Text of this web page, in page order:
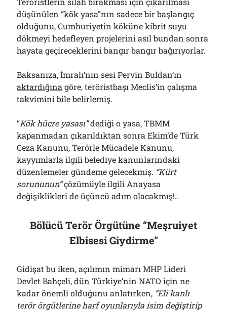
düşünülen “kök yasa”nın sadece bir başlangıç
olduğunu, Cumhuriyetin köküne kibrit suyu
dökmeyi hedefleyen projelerini asıl bundan sonra
hayata geçireceklerini bangır bangır bağırıyorlar.
Baksanıza, İmralı’nın sesi Pervin Buldan’ın
aktardığına göre, teröristbaşı Meclis’in çalışma
takvimini bile belirlemiş.
“Kök hücre yasası”dediği o yasa, TBMM
kapanmadan çıkarıldıktan sonra Ekim’de Türk
Ceza Kanunu, Terörle Mücadele Kanunu,
kayyımlarla ilgili belediye kanunlarındaki
düzenlemeler gündeme gelecekmiş. “Kürt
sorununun”çözümüyle ilgili Anayasa
değişiklikleri de üçüncü adım olacakmış!..
Bölücü Terör Örgütüne “Meşruiyet
Elbisesi Giydirme”
Gidişat bu iken, açılımın mimarı MHP Lideri
Devlet Bahçeli,dün Türkiye’nin NATO için ne
kadar önemli olduğunu anlatırken, “Eli kanlı
terör örgütlerine harf oyunlarıyla isim değiştirip